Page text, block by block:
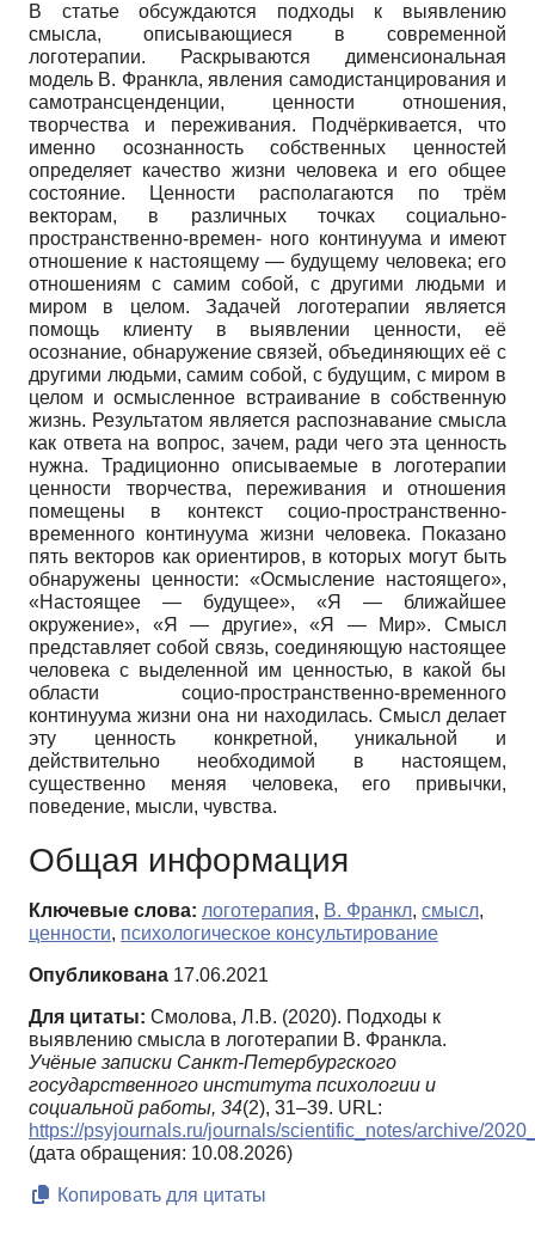
В статье обсуждаются подходы к выявлению
смысла, описывающиеся в современной
логотерапии. Раскрываются дименсиональная
модель В. Франкла, явления самодистанцирования и
самотрансценденции, ценности отношения,
творчества и переживания. Подчёркивается, что
именно осознанность собственных ценностей
определяет качество жизни человека и его общее
состояние. Ценности располагаются по трём
векторам, в различных точках социально-
пространственно-времен- ного континуума и имеют
отношение к настоящему — будущему человека; его
отношениям с самим собой, с другими людьми и
миром в целом. Задачей логотерапии является
помощь клиенту в выявлении ценности, её
осознание, обнаружение связей, объединяющих её с
другими людьми, самим собой, с будущим, с миром в
целом и осмысленное встраивание в собственную
жизнь. Результатом является распознавание смысла
как ответа на вопрос, зачем, ради чего эта ценность
нужна. Традиционно описываемые в логотерапии
ценности творчества, переживания и отношения
помещены в контекст социо-пространственно-
временного континуума жизни человека. Показано
пять векторов как ориентиров, в которых могут быть
обнаружены ценности: «Осмысление настоящего»,
«Настоящее — будущее», «Я — ближайшее
окружение», «Я — другие», «Я — Мир». Смысл
представляет собой связь, соединяющую настоящее
человека с выделенной им ценностью, в какой бы
области социо-пространственно-временного
континуума жизни она ни находилась. Смысл делает
эту ценность конкретной, уникальной и
действительно необходимой в настоящем,
существенно меняя человека, его привычки,
поведение, мысли, чувства.
Общая информация
Ключевые слова: логотерапия, В. Франкл, смысл,
ценности, психологическое консультирование
Опубликована 17.06.2021
Для цитаты: Смолова, Л.В. (2020). Подходы к
выявлению смысла в логотерапии В. Франкла.
Учёные записки Санкт-Петербургского
государственного института психологии и
социальной работы, 34(2), 31–39. URL:
https://psyjournals.ru/journals/scientific_notes/archive/
(дата обращения: 10.08.2026)
Копировать для цитаты